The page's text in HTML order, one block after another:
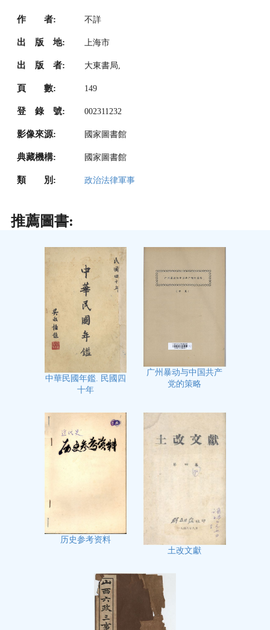
作 者: 不詳
出 版 地: 上海市
出 版 者: 大東書局,
頁 數: 149
登 錄 號: 002311232
影像來源: 國家圖書館
典藏機構: 國家圖書館
類 別: 政治法律軍事
推薦圖書:
中華民國年鑑. 民國四
十年
广州暴动与中国共产
党的策略
历史参考资料
土改文獻